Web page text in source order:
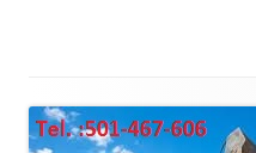
Główny